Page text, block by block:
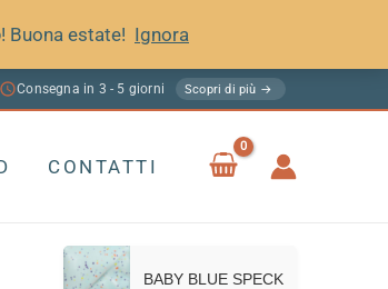
! Buona estate! Ignora
Consegna in 3 - 5 giorni Scopri di più →
CONTATTI
BABY BLUE SPECK